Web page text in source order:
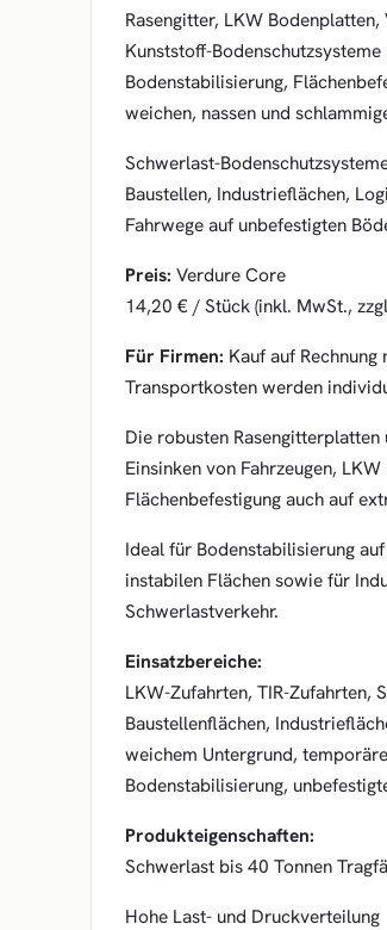
Rasengitter, LKW
Kunststoff-
Bodenstabilisierung,
weichen, nassen und
Schwerlast-
Baustellen, Industrieflächen,
Fahrwege auf unbefestigten
Preis: Verdure Core
14,20 € / Stück (inkl. MwSt.,
Für Firmen: Kauf auf
Transportkosten werden
Die robusten
Einsinken von Fahrzeugen,
Flächenbefestigung auch auf
Ideal für Bodenstabilisierung
instabilen Flächen sowie für
Schwerlastverkehr.
Einsatzbereiche:
LKW-Zufahrten, TIR-Zufahrten,
Baustellenflächen,
weichem Untergrund,
Bodenstabilisierung,
Produkteigenschaften:
Schwerlast bis 40 Tonnen
Hohe Last- und Druckverteilung